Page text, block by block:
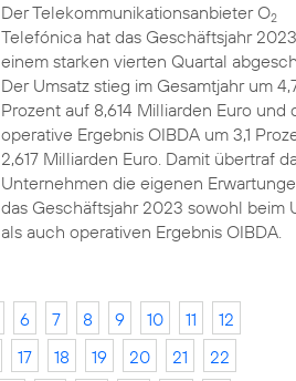
Der Telekommunikationsanbieter O2
Telefónica hat das Geschäftsjahr
einem starken vierten Quartal
Der Umsatz stieg im Gesamtjahr um
Prozent auf 8,614 Milliarden Euro und
operative Ergebnis OIBDA um 3,1
2,617 Milliarden Euro. Damit übertraf
Unternehmen die eigenen
das Geschäftsjahr 2023 sowohl beim
als auch operativen Ergebnis OIBDA.
6 7 8 9 10 11
12
17 18 19 20 21
22